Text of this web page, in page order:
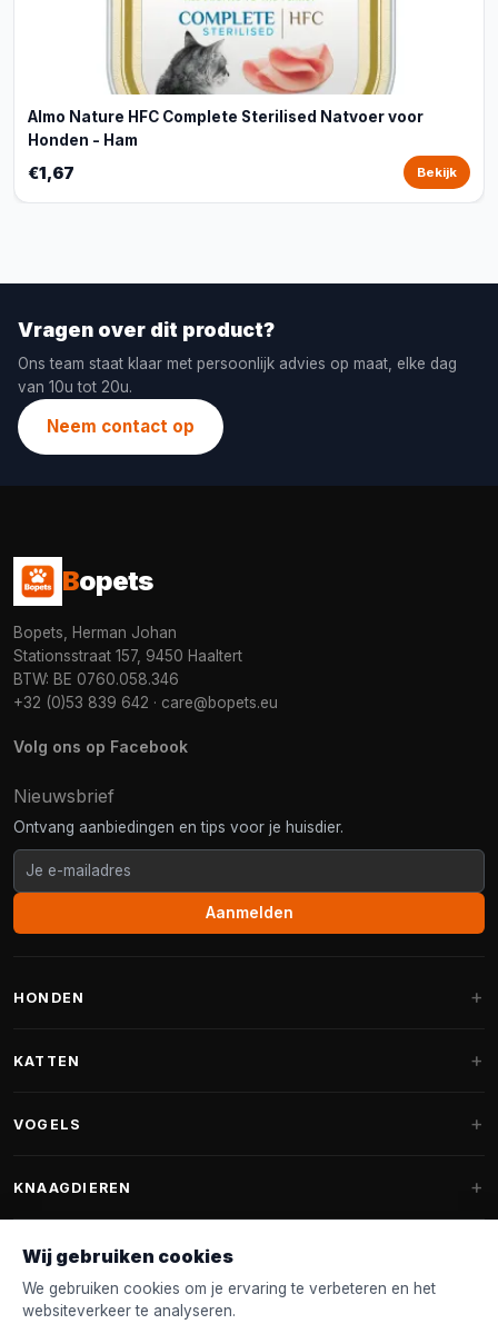
Almo Nature HFC Complete Sterilised Natvoer voor
Honden - Ham
€1,67 Bekijk
Vragen over dit product?
Ons team staat klaar met persoonlijk advies op maat, elke dag
van 10u tot 20u.
Neem contact op
Bopets
Bopets, Herman Johan
Stationsstraat 157, 9450 Haaltert
BTW: BE 0760.058.346
+32 (0)53 839 642 · care@bopets.eu
Volg ons op Facebook
Nieuwsbrief
Ontvang aanbiedingen en tips voor je huisdier.
Aanmelden
HONDEN
Fantail hondenmanden
Hondenspeelgoed
Halsband & Lijn
KATTEN
Krabpalen voor Maine Coon
Kattenmanden
VOGELS
Vogelvoer binnenvogels
Voederhuisjes
Nestkastjes & Nesting
KNAAGDIEREN
Knaagdierenvoer
Accessoires
Wij gebruiken cookies
We gebruiken cookies om je ervaring te verbeteren en het
websiteverkeer te analyseren.